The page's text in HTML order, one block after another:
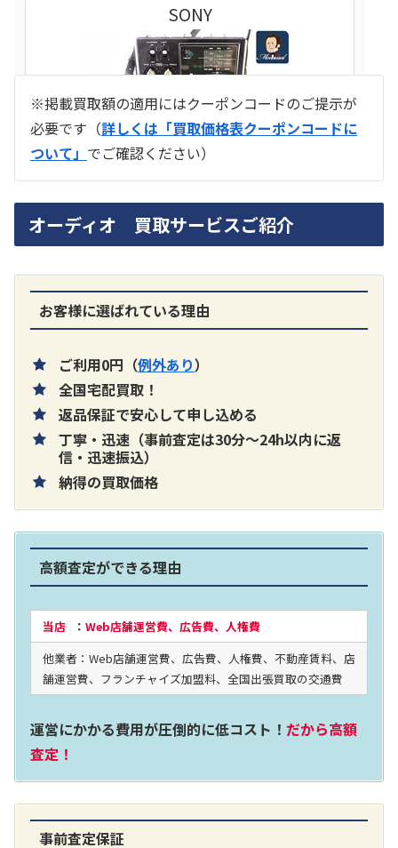
SONY
買取価格：お問合せください
SONY
片耳巻き取りイヤホン内蔵ラジオ SRF-
2024年12月更新 オーディオ買取価格
LUXKIT
※掲載買取額の適用にはクーポンコードのご提示が
必要です（詳しくは「買取価格表クーポンコードに
ついて」 でご確認ください）
オーディオ 買取サービスご紹介
お客様に選ばれている理由
ご利用0円（例外あり）
全国宅配買取！
返品保証で安心して申し込める
丁寧・迅速（事前査定は30分～24h以内に返
信・迅速振込）
納得の買取価格
高額査定ができる理由
当店： Web店舗運営費、広告費、人権費
他業者：Web店舗運営費、広告費、人権費、不動産賃料、店
舗運営費、フランチャイズ加盟料、全国出張買取の交通費
運営にかかる費用が圧倒的に低コスト！ だから高額
査定！
事前査定保証